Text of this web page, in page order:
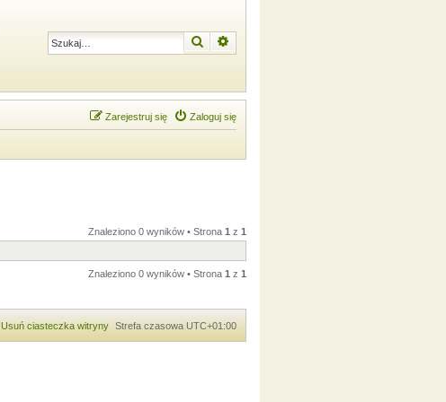
Szukaj
Zaloguj się
Zarejestruj się
Znaleziono 0 wyników • Strona 1 z 1
Znaleziono 0 wyników • Strona 1 z 1
Strefa czasowa UTC+01:00
Usuń ciasteczka witryny